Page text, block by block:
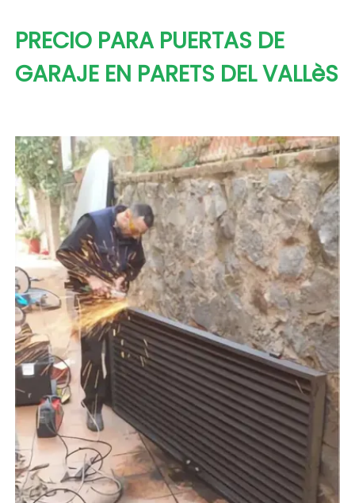
PRECIO PARA PUERTAS DE
GARAJE EN PARETS DEL VALLèS